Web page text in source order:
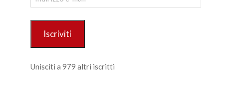
e-
Iscriviti
Unisciti a 979 altri iscritti